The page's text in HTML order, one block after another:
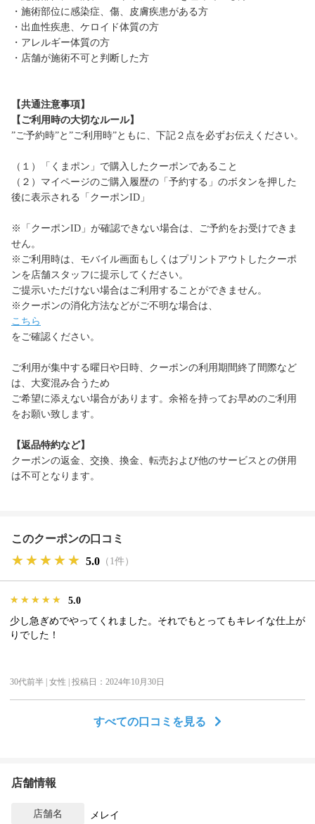
・施術部位に感染症、傷、皮膚疾患がある方
・出血性疾患、ケロイド体質の方
・アレルギー体質の方
・店舗が施術不可と判断した方
【共通注意事項】
【ご利用時の大切なルール】
”ご予約時”と”ご利用時”ともに、下記２点を必ずお伝えください。
（１）「くまポン」で購入したクーポンであること
（２）マイページのご購入履歴の「予約する」のボタンを押した
後に表示される「クーポンID」
※「クーポンID」が確認できない場合は、ご予約をお受けできま
せん。
※ご利用時は、モバイル画面もしくはプリントアウトしたクーポ
ンを店舗スタッフに提示してください。
ご提示いただけない場合はご利用することができません。
※クーポンの消化方法などがご不明な場合は、
こちら
をご確認ください。
ご利用が集中する曜日や日時、クーポンの利用期間終了間際など
は、大変混み合うため
ご希望に添えない場合があります。余裕を持ってお早めのご利用
をお願い致します。
【返品特約など】
クーポンの返金、交換、換金、転売および他のサービスとの併用
は不可となります。
このクーポンの口コミ
★★★★★
★★★★★
★★★★★ 5.0 （1件）
★★★★★
★★★★★
★★★★★
5.0
少し急ぎめでやってくれました。それでもとってもキレイな仕上が
りでした！
30代前半 | 女性 | 投稿日：2024年10月30日
すべての口コミを見る
店舗情報
店舗名 メレイ